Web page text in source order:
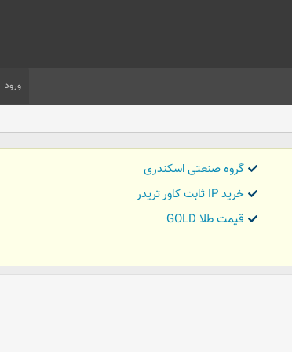
ورود
گروه صنعتی اسکندری
خرید IP ثابت کاور تریدر
قیمت طلا GOLD